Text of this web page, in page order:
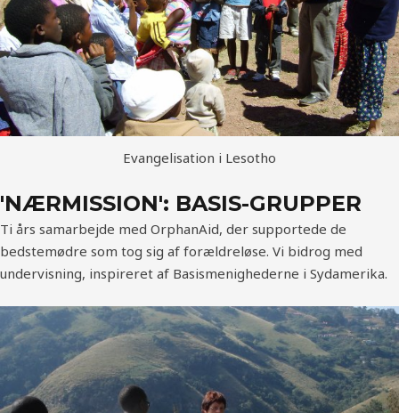
Evangelisation i Lesotho
'NÆRMISSION': BASIS-GRUPPER
Ti års samarbejde med OrphanAid, der supportede de
bedstemødre som tog sig af forældreløse. Vi bidrog med
undervisning, inspireret af Basismenighederne i Sydamerika.